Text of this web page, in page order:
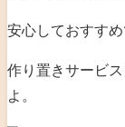
安心しておすす
作り置きサービ
よ。